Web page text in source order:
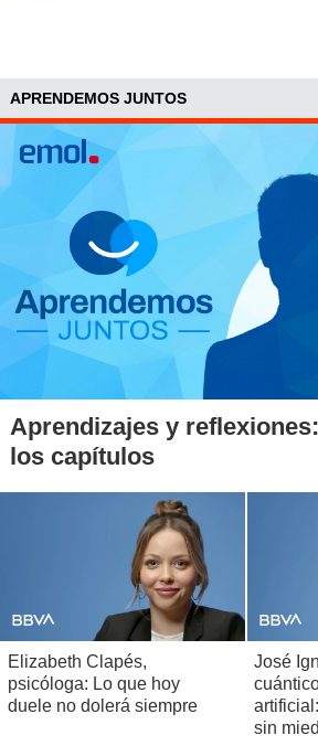
APRENDEMOS JUNTOS
Aprendizajes y
los capítulos
Elizabeth Clapés,
psicóloga: Lo que hoy
duele no dolerá siempre
José
sin